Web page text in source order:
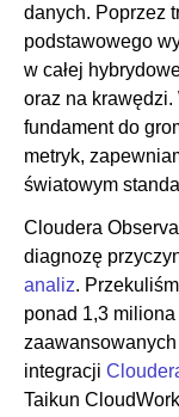
danych. Poprzez
podstawowego
w całej
oraz na krawędzi.
fundament do
metryk,
światowym
Cloudera
diagnozę
analiz.
ponad 1,3
integracji
Taikun